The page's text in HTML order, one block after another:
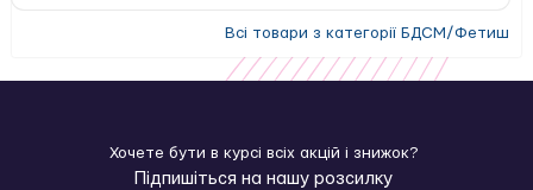
Всі товари з категорії БДСМ/Фетиш
Хочете бути в курсі всіх акцій і знижок?
Підпишіться на нашу розсилку